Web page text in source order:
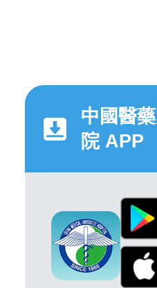
中國醫
院 APP